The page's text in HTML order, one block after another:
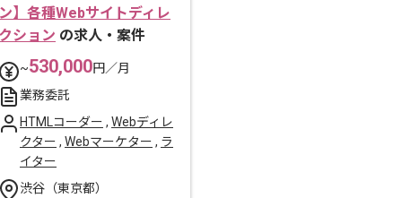
】各種Webサイトディレ
ション の求人・案件
~530,000円／月
業務委託
HTMLコーダー , Webディレ
クター , Webマーケター , ラ
イター
渋谷（東京都）